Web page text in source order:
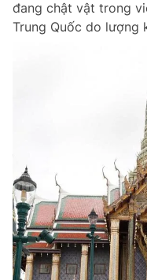
đang chật vật trong
Trung Quốc do lượng